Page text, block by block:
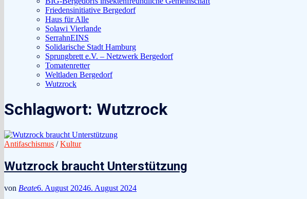
Friedensinitiative Bergedorf
Haus für Alle
Solawi Vierlande
SerrahnEINS
Solidarische Stadt Hamburg
Sprungbrett e.V. – Netzwerk Bergedorf
Tomatenretter
Weltladen Bergedorf
Wutzrock
Schlagwort: Wutzrock
Antifaschismus /Kultur
Wutzrock braucht Unterstützung
von Beate6. August 20246. August 2024